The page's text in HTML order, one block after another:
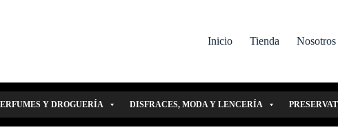
Inicio
Tienda Nosotros
Y DROGUERÍA DISFRACES, MODA Y LENCERÍA